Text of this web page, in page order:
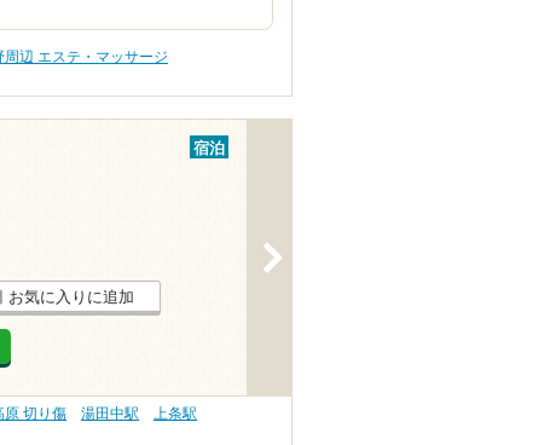
周辺 エステ・マッサージ
宿泊
お気に入りに追加
原 切り傷 湯田中駅
上条駅